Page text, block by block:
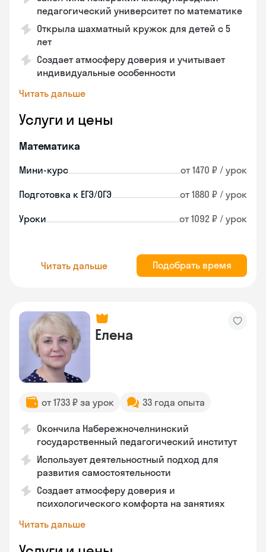
педагогический университет по математике
Открыла шахматный кружок для детей с 5
лет
Создает атмосферу доверия и учитывает
индивидуальные особенности
Читать дальше
Услуги и цены
Математика
Мини-курс от 1470 ₽ / урок
Подготовка к ЕГЭ/ОГЭ от 1880 ₽ / урок
Уроки от 1092 ₽ / урок
Читать дальше Подобрать время
Елена
от 1733 ₽ за урок 33 года опыта
Окончила Набережночелнинский
государственный педагогический институт
Использует деятельностный подход для
развития самостоятельности
Создает атмосферу доверия и
психологического комфорта на занятиях
Читать дальше